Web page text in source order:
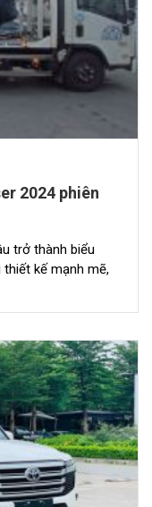
2024 phiên
trở thành biểu
thiết kế mạnh mẽ,